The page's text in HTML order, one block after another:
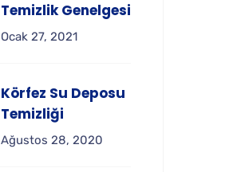
Temizlik Genelgesi
Ocak 27, 2021
Körfez Su Deposu
Temizliği
Ağustos 28, 2020